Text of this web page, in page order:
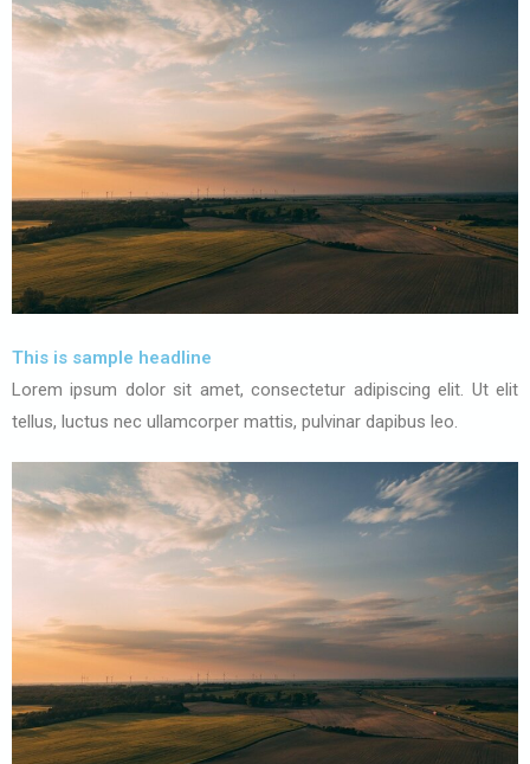
This is sample headline
Lorem ipsum dolor sit amet, consectetur adipiscing elit. Ut elit
tellus, luctus nec ullamcorper mattis, pulvinar dapibus leo.